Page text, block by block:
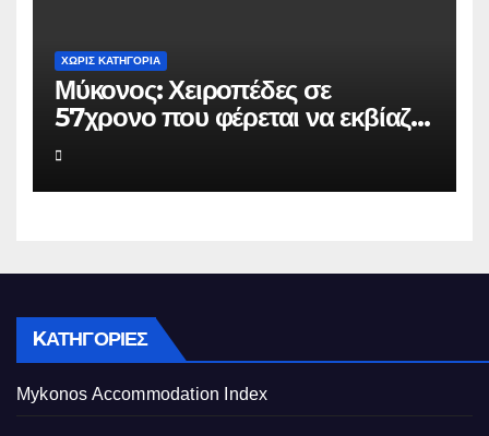
ΧΩΡΊΣ ΚΑΤΗΓΟΡΊΑ
Μύκονος: Χειροπέδες σε
57χρονο που φέρεται να εκβίαζε
επιχείρηση για να «θάψει»
ψευδείς καταγγελίες – Η παγίδα
που του έστησε η ΕΛ.ΑΣ.
KΑΤΗΓΟΡΊΕΣ
Mykonos Accommodation Index